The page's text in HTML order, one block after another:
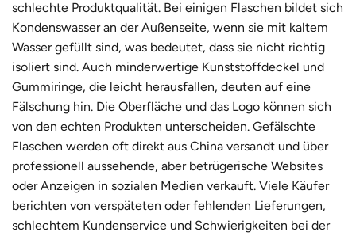
schlechte Produktqualität. Bei einigen Flaschen bildet sich
Kondenswasser an der Außenseite, wenn sie mit kaltem
Wasser gefüllt sind, was bedeutet, dass sie nicht richtig
isoliert sind. Auch minderwertige Kunststoffdeckel und
Gummiringe, die leicht herausfallen, deuten auf eine
Fälschung hin. Die Oberfläche und das Logo können sich
von den echten Produkten unterscheiden. Gefälschte
Flaschen werden oft direkt aus China versandt und über
professionell aussehende, aber betrügerische Websites
oder Anzeigen in sozialen Medien verkauft. Viele Käufer
berichten von verspäteten oder fehlenden Lieferungen,
schlechtem Kundenservice und Schwierigkeiten bei der